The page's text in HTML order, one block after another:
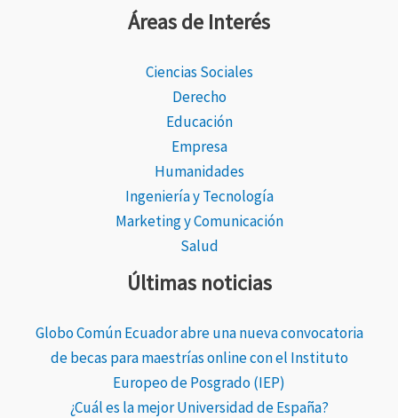
Áreas de Interés
Ciencias Sociales
Derecho
Educación
Empresa
Humanidades
Ingeniería y Tecnología
Marketing y Comunicación
Salud
Últimas noticias
Globo Común Ecuador abre una nueva convocatoria
de becas para maestrías online con el Instituto
Europeo de Posgrado (IEP)
¿Cuál es la mejor Universidad de España?